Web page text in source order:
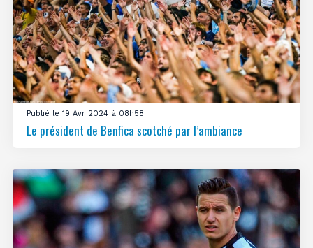
Publié le 19 Avr 2024 à 08h58
Le président de Benfica scotché par l’ambiance